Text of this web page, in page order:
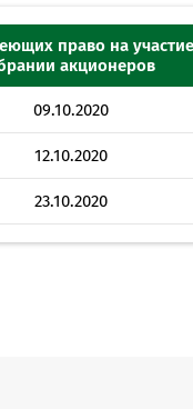
дней
онлайн
Swoo Pay
право на
акционеров
09.10.2020
12.10.2020
23.10.2020